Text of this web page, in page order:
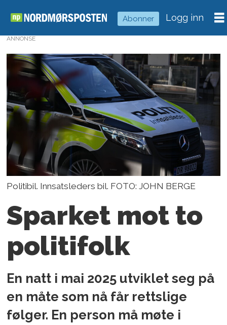
Abonner Logg inn
ANNONSE
Politibil. Innsatsleders bil. FOTO: JOHN BERGE
Sparket mot to
politifolk
En natt i mai 2025 utviklet seg på
en måte som nå får rettslige
følger. En person må møte i